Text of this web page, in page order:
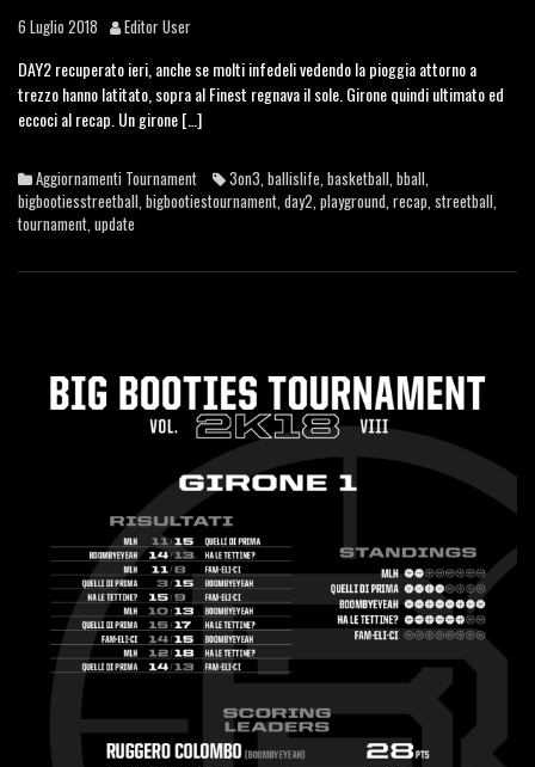
6 Luglio 2018 Editor User
DAY2 recuperato ieri, anche se molti infedeli vedendo la pioggia attorno a
trezzo hanno latitato, sopra al Finest regnava il sole. Girone quindi ultimato ed
eccoci al recap. Un girone […]
Aggiornamenti Tournament 3on3 ballislife basketball bball
bigbootiesstreetball bigbootiestournament day2 playground recap streetball
tournament update